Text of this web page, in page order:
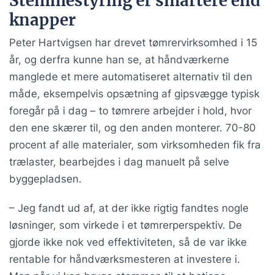
knapper
Peter Hartvigsen har drevet tømrervirksomhed i 15
år, og derfra kunne han se, at håndværkerne
manglede et mere automatiseret alternativ til den
måde, eksempelvis opsætning af gipsvægge typisk
foregår på i dag – to tømrere arbejder i hold, hvor
den ene skærer til, og den anden monterer. 70-80
procent af alle materialer, som virksomheden fik fra
trælaster, bearbejdes i dag manuelt på selve
byggepladsen.
– Jeg fandt ud af, at der ikke rigtig fandtes nogle
løsninger, som virkede i et tømrerperspektiv. De
gjorde ikke nok ved effektiviteten, så de var ikke
rentable for håndværksmesteren at investere i.